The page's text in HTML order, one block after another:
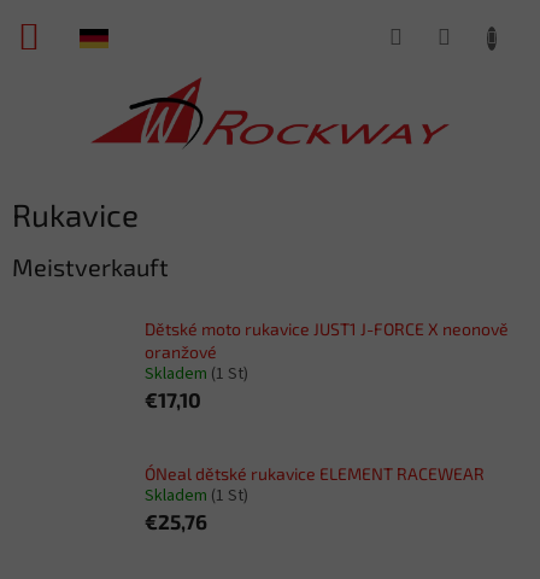
Inhalt
springen
WARENKORB
Rukavice
Meistverkauft
Dětské moto rukavice JUST1 J-FORCE X neonově
oranžové
Skladem (1 St)
€17,10
O´Neal dětské rukavice ELEMENT RACEWEAR
Skladem (1 St)
€25,76